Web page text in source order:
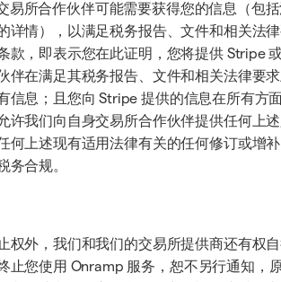
易所合作伙伴可能需要获得您的信息（包
详情），以满足税务报告、文件和相关法
款，即表示您在此证明，您将提供 Stripe
伴在满足其税务报告、文件和相关法律要
信息；且您向 Stripe 提供的信息在所有方
许我们向自身交易所合作伙伴提供任何上
何上述现有适用法律有关的任何修订或增
务合规。
权外，我们和我们的交易所提供商还有权
止您使用 Onramp 服务，恕不另行通知，